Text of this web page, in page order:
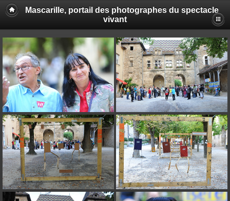
Mascarille, portail des photographes du spectacle
vivant